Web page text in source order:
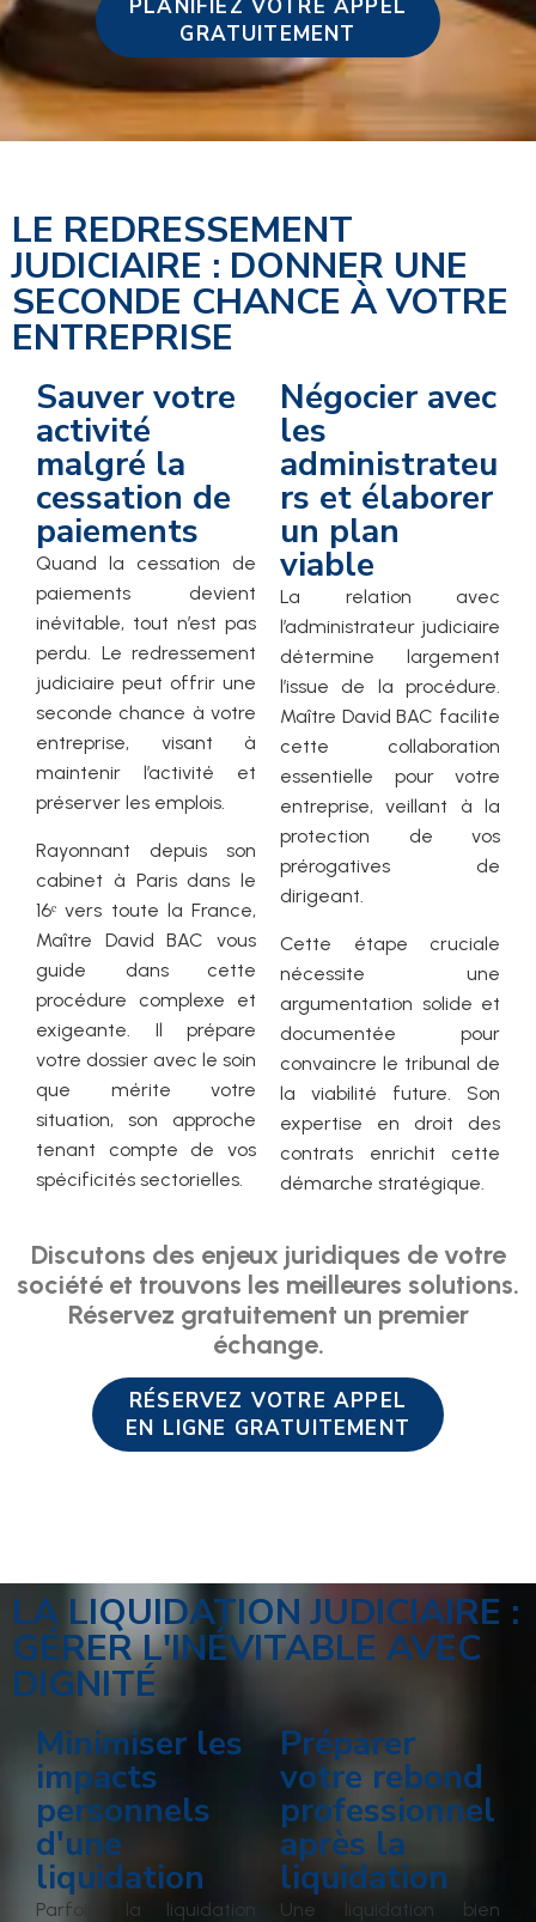
PLANIFIEZ VOTRE APPEL
GRATUITEMENT
LE REDRESSEMENT
JUDICIAIRE : DONNER UNE
SECONDE CHANCE À VOTRE
ENTREPRISE
Sauver votre
activité
malgré la
cessation de
paiements
Quand la cessation de
paiements devient
inévitable, tout n’est pas
perdu. Le redressement
judiciaire peut offrir une
seconde chance à votre
entreprise, visant à
maintenir l’activité et
préserver les emplois.
Rayonnant depuis son
cabinet à Paris dans le
16ᵉ vers toute la France,
Maître David BAC vous
guide dans cette
procédure complexe et
exigeante. Il prépare
votre dossier avec le soin
que mérite votre
situation, son approche
tenant compte de vos
spécificités sectorielles.
Négocier avec
les
administrateu
rs et élaborer
un plan
viable
La relation avec
l’administrateur judiciaire
détermine largement
l’issue de la procédure.
Maître David BAC facilite
cette collaboration
essentielle pour votre
entreprise, veillant à la
protection de vos
prérogatives de
dirigeant.
Cette étape cruciale
nécessite une
argumentation solide et
documentée pour
convaincre le tribunal de
la viabilité future. Son
expertise en droit des
contrats enrichit cette
démarche stratégique.
Discutons des enjeux juridiques de votre
société et trouvons les meilleures solutions.
Réservez gratuitement un premier
échange.
RÉSERVEZ VOTRE APPEL
EN LIGNE GRATUITEMENT
LA LIQUIDATION JUDICIAIRE :
GÉRER L'INÉVITABLE AVEC
DIGNITÉ
Minimiser les
impacts
personnels
d'une
liquidation
Parfois, la liquidation
Préparer
votre rebond
professionnel
après la
liquidation
Une liquidation bien